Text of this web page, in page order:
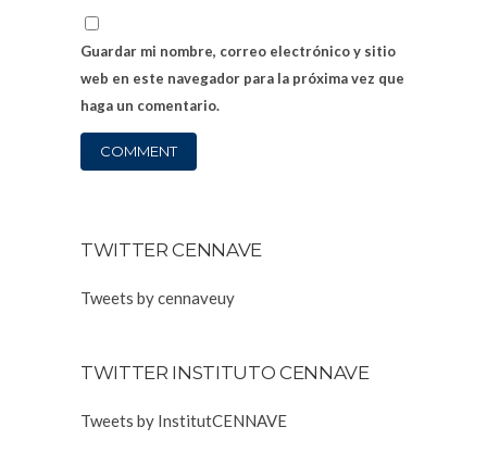
Guardar mi nombre, correo electrónico y sitio
web en este navegador para la próxima vez que
haga un comentario.
TWITTER CENNAVE
Tweets by cennaveuy
TWITTER INSTITUTO CENNAVE
Tweets by InstitutCENNAVE